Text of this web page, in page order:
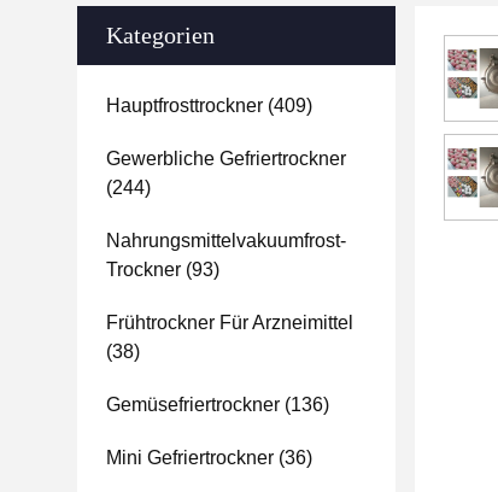
Kategorien
Hauptfrosttrockner (409)
Gewerbliche Gefriertrockner
(244)
Nahrungsmittelvakuumfrost-
Trockner (93)
Frühtrockner Für Arzneimittel
(38)
Gemüsefriertrockner (136)
Mini Gefriertrockner (36)